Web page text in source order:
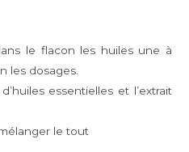
le flacon les huiles une à
les dosages.
essentielles et l’extrait
le tout